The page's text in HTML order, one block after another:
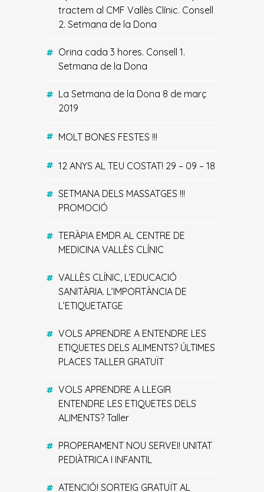
tractem al CMF Vallès Clínic. Consell
2. Setmana de la Dona
Orina cada 3 hores. Consell 1.
Setmana de la Dona
La Setmana de la Dona 8 de març
2019
MOLT BONES FESTES !!!
12 ANYS AL TEU COSTAT! 29 – 09 – 18
SETMANA DELS MASSATGES !!!
PROMOCIÓ
TERÀPIA EMDR AL CENTRE DE
MEDICINA VALLÈS CLÍNIC
VALLÈS CLÍNIC, L’EDUCACIÓ
SANITÀRIA. L’IMPORTÀNCIA DE
L’ETIQUETATGE
VOLS APRENDRE A ENTENDRE LES
ETIQUETES DELS ALIMENTS? ÚLTIMES
PLACES TALLER GRATUÏT
VOLS APRENDRE A LLEGIR
ENTENDRE LES ETIQUETES DELS
ALIMENTS? Taller
PROPERAMENT NOU SERVEI! UNITAT
PEDIÀTRICA I INFANTIL
ATENCIÓ! SORTEIG GRATUÏT AL